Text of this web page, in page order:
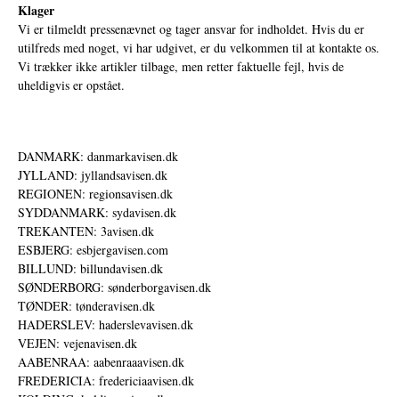
Klager
Vi er tilmeldt pressenævnet og tager ansvar for indholdet. Hvis du er
utilfreds med noget, vi har udgivet, er du velkommen til at kontakte os.
Vi trækker ikke artikler tilbage, men retter faktuelle fejl, hvis de
uheldigvis er opstået.
DANMARK: danmarkavisen.dk
JYLLAND: jyllandsavisen.dk
REGIONEN: regionsavisen.dk
SYDDANMARK: sydavisen.dk
TREKANTEN: 3avisen.dk
ESBJERG: esbjergavisen.com
BILLUND: billundavisen.dk
SØNDERBORG: sønderborgavisen.dk
TØNDER: tønderavisen.dk
HADERSLEV: haderslevavisen.dk
VEJEN: vejenavisen.dk
AABENRAA: aabenraaavisen.dk
FREDERICIA: fredericiaavisen.dk